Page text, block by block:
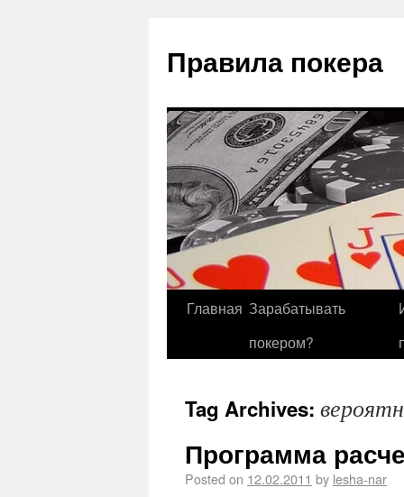
Правила покера
Главная Зарабатывать
покером?
Tag Archives:
Программа
Posted on 12.02.2011 by lesha-nar